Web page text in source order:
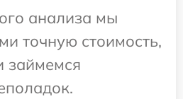
анализа мы
точную стоимость,
займемся